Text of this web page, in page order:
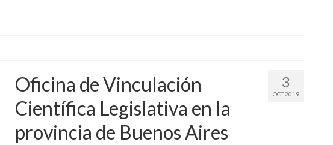
3
OCT 2019
Oficina de Vinculación
Científica Legislativa en la
provincia de Buenos Aires